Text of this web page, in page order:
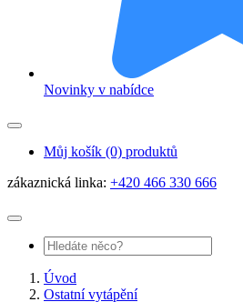
Novinky v nabídce
Můj košík (0) produktů
zákaznická linka: +420 466 330 666
Úvod
Ostatní vytápění